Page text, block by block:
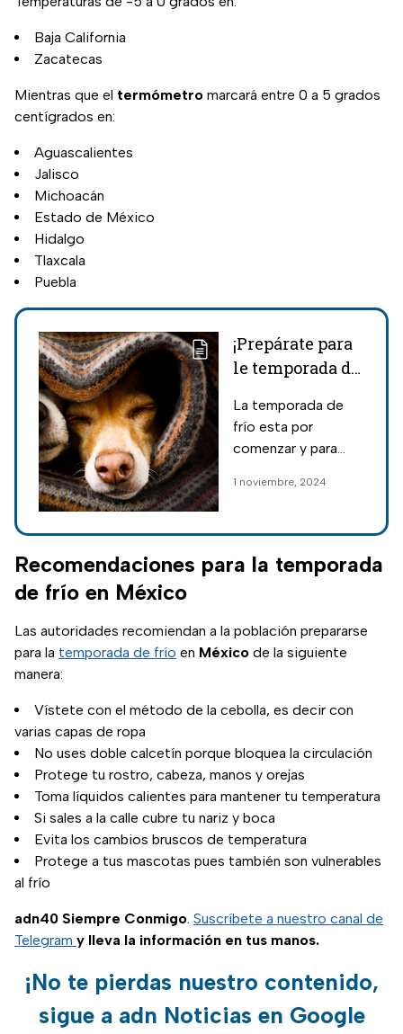
Baja California
Zacatecas
Mientras que el termómetro marcará entre 0 a 5 grados
centígrados en:
Aguascalientes
Jalisco
Michoacán
Estado de México
Hidalgo
Tlaxcala
Puebla
¡Prepárate para
le temporada de
temperatura
que soportan los
La temporada de
frío esta por
comenzar y para
mascota te damos
temperatura mínima
que aguantan y
algunas
1 noviembre, 2024
Recomendaciones para la temporada
de frío en México
Las autoridades recomiendan a la población prepararse
para la temporada de frío en México de la siguiente
manera:
Vístete con el método de la cebolla, es decir con
varias capas de ropa
No uses doble calcetín porque bloquea la circulación
Protege tu rostro, cabeza, manos y orejas
Toma líquidos calientes para mantener tu temperatura
Si sales a la calle cubre tu nariz y boca
Evita los cambios bruscos de temperatura
Protege a tus mascotas pues también son vulnerables
al frío
adn40 Siempre Conmigo. Suscríbete a nuestro canal de
Telegram y lleva la información en tus manos.
¡No te pierdas nuestro contenido,
sigue a adn Noticias en Google